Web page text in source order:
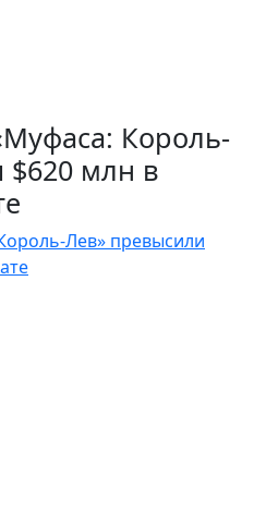
Король-
млн в
Лев» превысили